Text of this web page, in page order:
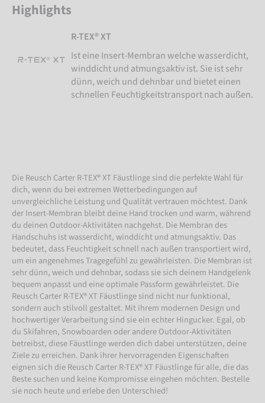
Highlights
R-TEX® XT
Ist eine Insert-Membran welche wasserdicht,
winddicht und atmungsaktiv ist. Sie ist sehr
dünn, weich und dehnbar und bietet einen
schnellen Feuchtigkeitstransport nach außen.
Die Reusch Carter R-TEX® XT Fäustlinge sind die perfekte Wahl für
dich, wenn du bei extremen Wetterbedingungen auf
unvergleichliche Leistung und Qualität vertrauen möchtest. Dank
der Insert-Membran bleibt deine Hand trocken und warm, während
du deinen Outdoor-Aktivitäten nachgehst. Die Membran des
Handschuhs ist wasserdicht, winddicht und atmungsaktiv. Das
bedeutet, dass Feuchtigkeit schnell nach außen transportiert wird,
um ein angenehmes Tragegefühl zu gewährleisten. Die Membran ist
sehr dünn, weich und dehnbar, sodass sie sich deinem Handgelenk
bequem anpasst und eine optimale Passform gewährleistet. Die
Reusch Carter R-TEX® XT Fäustlinge sind nicht nur funktional,
sondern auch stilvoll gestaltet. Mit ihrem modernen Design und
hochwertiger Verarbeitung sind sie ein echter Hingucker. Egal, ob
du Skifahren, Snowboarden oder andere Outdoor-Aktivitäten
betreibst, diese Fäustlinge werden dich dabei unterstützen, deine
Ziele zu erreichen. Dank ihrer hervorragenden Eigenschaften
eignen sich die Reusch Carter R-TEX® XT Fäustlinge für alle, die das
Beste suchen und keine Kompromisse eingehen möchten. Bestelle
sie noch heute und erlebe den Unterschied!